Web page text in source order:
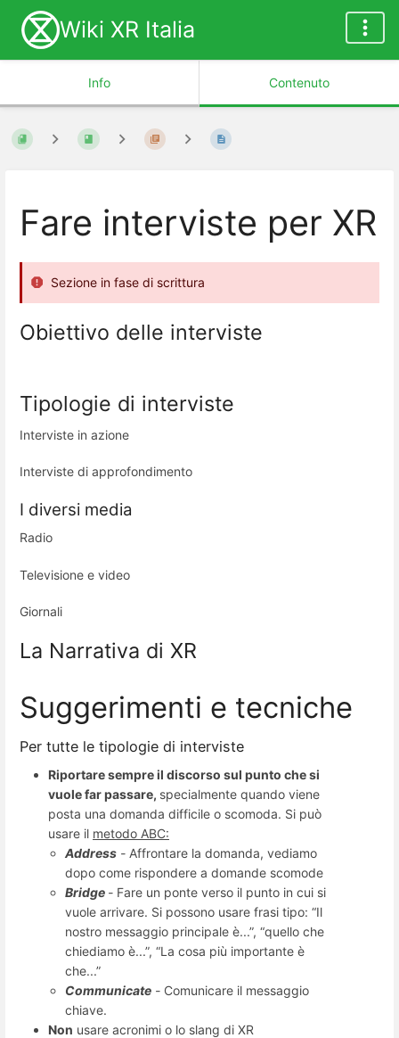
Wiki XR Italia
Info Contenuto
Fare interviste per XR
Sezione in fase di scrittura
Obiettivo delle interviste
Tipologie di interviste
Interviste in azione
Interviste di approfondimento
I diversi media
Radio
Televisione e video
Giornali
La Narrativa di XR
Suggerimenti e tecniche
Per tutte le tipologie di interviste
Riportare sempre il discorso sul punto che si
vuole far passare, specialmente quando viene
posta una domanda difficile o scomoda. Si può
usare il metodo ABC:
Address - Affrontare la domanda, vediamo
dopo come rispondere a domande scomode
Bridge - Fare un ponte verso il punto in cui si
vuole arrivare. Si possono usare frasi tipo: “Il
nostro messaggio principale è...”, “quello che
chiediamo è...”, “La cosa più importante è
che...”
Communicate - Comunicare il messaggio
chiave.
Non usare acronimi o lo slang di XR